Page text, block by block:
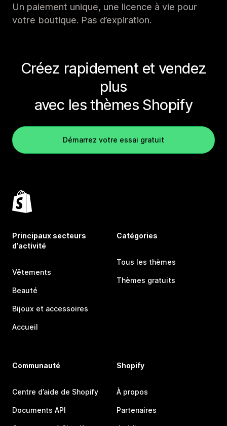
Un paiement unique, une licence à vie pour
votre boutique. Pas d’expiration.
Créez rapidement et vendez
plus
avec les thèmes Shopify
Démarrez votre essai gratuit
Principaux secteurs
d’activité
Vêtements
Beauté
Bijoux et accessoires
Accueil
Catégories
Tous les thèmes
Thèmes gratuits
Communauté
Centre d’aide de Shopify
Documents API
Shopify
À propos
Partenaires